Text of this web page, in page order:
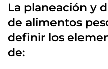
La planeación y
de alimentos
definir los
de: